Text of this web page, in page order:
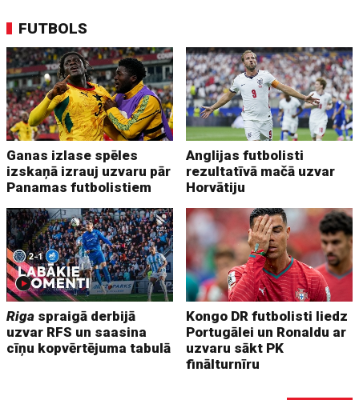
FUTBOLS
Ganas izlase spēles
izskaņā izrauj uzvaru pār
Panamas futbolistiem
Anglijas futbolisti
rezultatīvā mačā uzvar
Horvātiju
Riga spraigā derbijā
uzvar RFS un saasina
cīņu kopvērtējuma tabulā
Kongo DR futbolisti liedz
Portugālei un Ronaldu ar
uzvaru sākt PK
finālturnīru